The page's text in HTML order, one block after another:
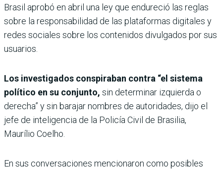
Brasil aprobó en abril una ley que endureció las reglas
sobre la responsabilidad de las plataformas digitales y
redes sociales sobre los contenidos divulgados por sus
usuarios.
Los investigados conspiraban contra “el sistema
político en su conjunto, sin determinar izquierda o
derecha” y sin barajar nombres de autoridades, dijo el
jefe de inteligencia de la Policía Civil de Brasilia,
Maurílio Coelho.
En sus conversaciones mencionaron como posibles